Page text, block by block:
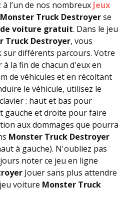
à l’un de nos nombreux Jeux
Monster Truck Destroyerse
de voiture gratuit. Dans le jeu
Truck Destroyer, vous
différents parcours. Votre
la fin de chacun d'eux en
de véhicules et en récoltant
le véhicule, utilisez le
: haut et bas pour
gauche et droite pour faire
aux dommages que pourra
Monster Truck Destroyer
à gauche). N'oubliez pas
noter ce jeu en ligne
Jouer sans plus attendre
voiture Monster Truck